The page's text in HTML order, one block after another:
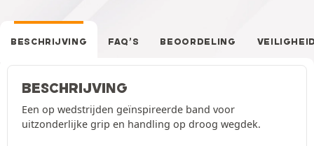
BESCHRIJVING FAQ’S BEOORDELING
BESCHRIJVING
Een op wedstrijden geïnspireerde band voor
uitzonderlijke grip en handling op droog wegdek.